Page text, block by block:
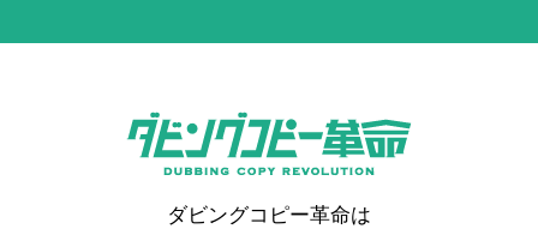
ダビングコピー革命は